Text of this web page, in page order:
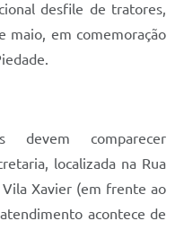
desfile de tratores,
maio, em comemoração
devem comparecer
localizada na Rua
Xavier (em frente ao
acontece de